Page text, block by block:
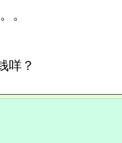
。
咩？